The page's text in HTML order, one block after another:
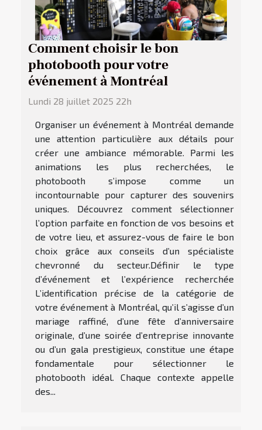
Comment choisir le bon
photobooth pour votre
événement à Montréal
Lundi 28 juillet 2025 22h
Organiser un événement à Montréal demande
une attention particulière aux détails pour
créer une ambiance mémorable. Parmi les
animations les plus recherchées, le
photobooth s’impose comme un
incontournable pour capturer des souvenirs
uniques. Découvrez comment sélectionner
l’option parfaite en fonction de vos besoins et
de votre lieu, et assurez-vous de faire le bon
choix grâce aux conseils d’un spécialiste
chevronné du secteur.Définir le type
d’événement et l’expérience recherchée
L’identification précise de la catégorie de
votre événement à Montréal, qu’il s’agisse d’un
mariage raffiné, d’une fête d’anniversaire
originale, d’une soirée d’entreprise innovante
ou d’un gala prestigieux, constitue une étape
fondamentale pour sélectionner le
photobooth idéal. Chaque contexte appelle
des...